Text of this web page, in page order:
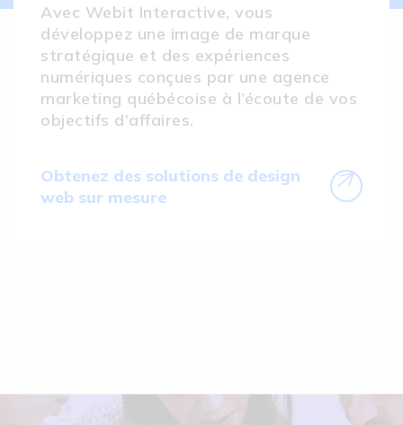
Avec Webit Interactive, vous
développez une image de marque
stratégique et des expériences
numériques conçues par une agence
marketing québécoise à l’écoute de vos
objectifs d’affaires.
Obtenez des solutions de design
web sur mesure